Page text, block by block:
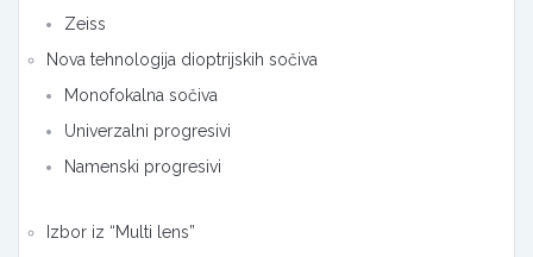
Zeiss
Nova tehnologija dioptrijskih sočiva
Monofokalna sočiva
Univerzalni progresivi
Namenski progresivi
Izbor iz “Multi lens”